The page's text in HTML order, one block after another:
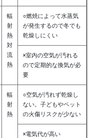
輻
射
熱
対
流
熱
○燃焼によって水蒸気
が発生するので冬でも
乾燥しにくい
×室内の空気が汚れる
ので定期的な換気が必
要
輻
射
熱
○空気が汚れず乾燥し
ない。子どもやペット
の火傷リスクが少ない
×電気代が高い